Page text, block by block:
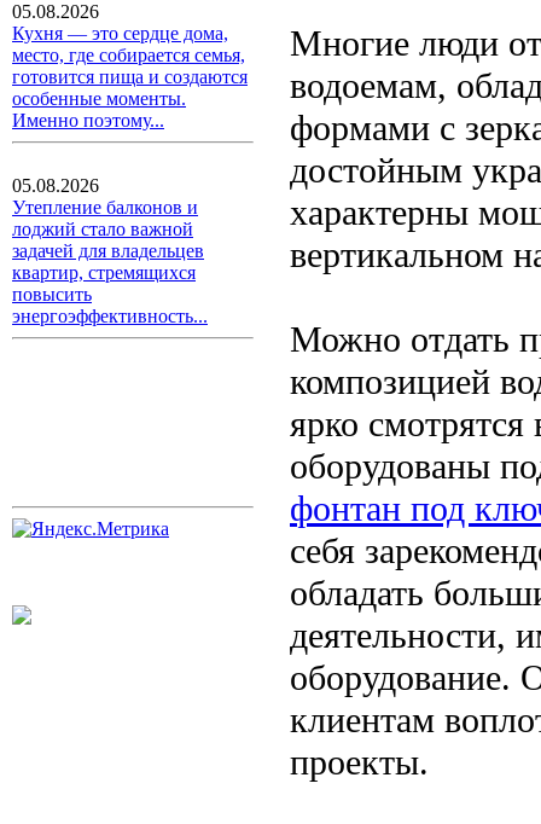
05.08.2026
Кухня — это сердце дома,
место, где собирается семья,
готовится пища и создаются
особенные моменты.
Именно поэтому...
05.08.2026
Утепление балконов и
лоджий стало важной
задачей для владельцев
квартир, стремящихся
повысить
энергоэффективность...
Многие люди
водоемам,
формами с
достойным
характерны
вертикальном
Можно отдать
композицией
ярко смотрятся
оборудованы
фонтан под
себя
обладать
деятельности,
оборудование.
клиентам
проекты.